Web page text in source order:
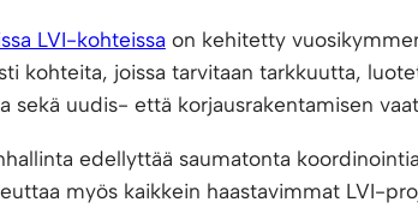
LVI-kohteissa on kehitetty
kohteita, joissa tarvitaan tarkkuutta,
sekä uudis- että korjausrakentamisen
edellyttää saumatonta
myös kaikkein haastavimmat LVI-